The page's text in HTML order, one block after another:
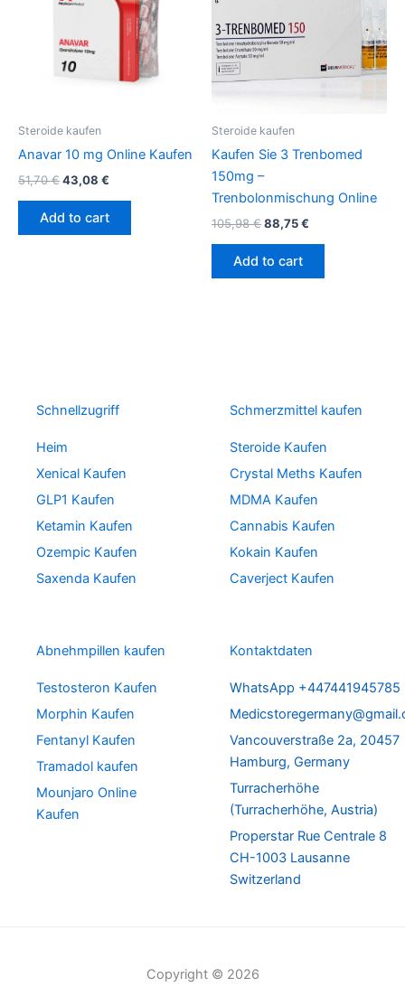
Steroide kaufen
Anavar 10 mg Online Kaufen
51,70€43,08 €
Add to cart
Steroide kaufen
Kaufen Sie 3 Trenbomed
150mg –
Trenbolonmischung Online
105,98€88,75€
Add to cart
Schnellzugriff
Heim
Xenical Kaufen
GLP1 Kaufen
Ketamin Kaufen
Ozempic Kaufen
Saxenda Kaufen
Schmerzmittel kaufen
Steroide Kaufen
Crystal Meths Kaufen
MDMA Kaufen
Cannabis Kaufen
Kokain Kaufen
Caverject Kaufen
Abnehmpillen kaufen
Testosteron Kaufen
Morphin Kaufen
Fentanyl Kaufen
Tramadol kaufen
Mounjaro Online
Kaufen
Kontaktdaten
WhatsApp +447441945785
Vancouverstraße 2a, 20457
Hamburg, Germany
Turracherhöhe
(Turracherhöhe, Austria)
Properstar Rue Centrale 8
CH-1003 Lausanne
Switzerland
Copyright © 2026